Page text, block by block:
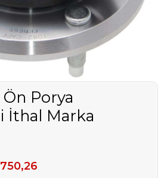
Porya
İthal Marka